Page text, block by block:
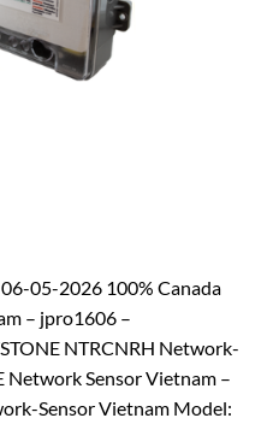
05-2026 100% Canada
– jpro1606 –
NTRCNRH Network-
Network Sensor Vietnam –
Sensor Vietnam Model: